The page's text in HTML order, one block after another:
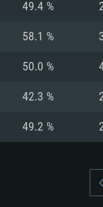
네트워크: 브로
여유 저장 공
와 동급의 성
지원하는 AMD
49.4 %
58.1 %
50.0 %
42.3 %
49.2 %